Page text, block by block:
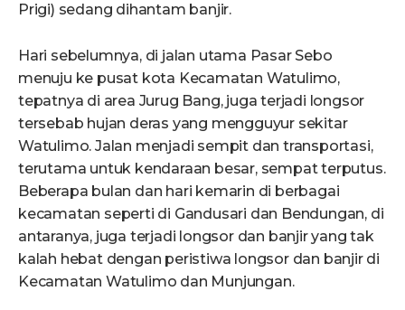
Prigi) sedang dihantam banjir.
Hari sebelumnya, di jalan utama Pasar Sebo
menuju ke pusat kota Kecamatan Watulimo,
tepatnya di area Jurug Bang, juga terjadi longsor
tersebab hujan deras yang mengguyur sekitar
Watulimo. Jalan menjadi sempit dan transportasi,
terutama untuk kendaraan besar, sempat terputus.
Beberapa bulan dan hari kemarin di berbagai
kecamatan seperti di Gandusari dan Bendungan, di
antaranya, juga terjadi longsor dan banjir yang tak
kalah hebat dengan peristiwa longsor dan banjir di
Kecamatan Watulimo dan Munjungan.